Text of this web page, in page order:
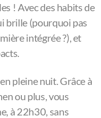
! Avec des habits de
brille (pourquoi pas
intégrée ?), et
pleine nuit. Grâce à
ou plus, vous
à 22h30, sans